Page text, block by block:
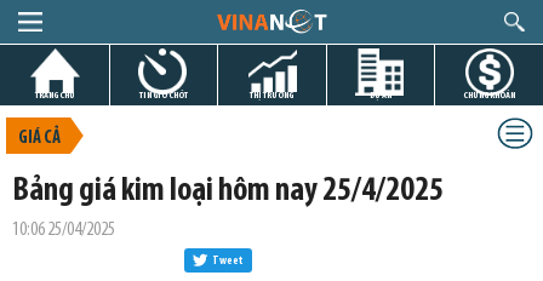
TRANG CHỦ TIN GIỜ CHÓT THỊ TRƯỜNG DỰ ÁN CHỨNG KHOÁN
GIÁ CẢ
Bảng giá kim loại hôm nay 25/4/2025
10:06 25/04/2025
Tweet